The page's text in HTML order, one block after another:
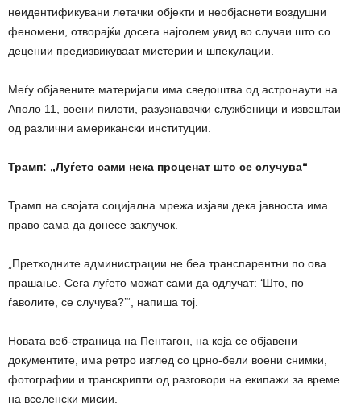
неидентификувани летачки објекти и необјаснети воздушни
феномени, отворајќи досега најголем увид во случаи што со
децении предизвикуваат мистерии и шпекулации.
Меѓу објавените материјали има сведоштва од астронаути на
Аполо 11, воени пилоти, разузнавачки службеници и извештаи
од различни американски институции.
Трамп: „Луѓето сами нека проценат што се случува“
Трамп на својата социјална мрежа изјави дека јавноста има
право сама да донесе заклучок.
„Претходните администрации не беа транспарентни по ова
прашање. Сега луѓето можат сами да одлучат: ‘Што, по
ѓаволите, се случува?’“, напиша тој.
Новата веб-страница на Пентагон, на која се објавени
документите, има ретро изглед со црно-бели воени снимки,
фотографии и транскрипти од разговори на екипажи за време
на вселенски мисии.